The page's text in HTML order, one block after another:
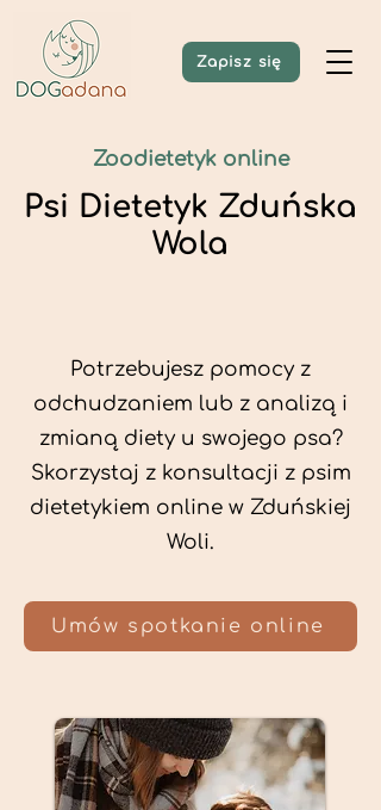
Zapisz się
Zoodietetyk online
Psi Dietetyk Zduńska
Wola
Potrzebujesz pomocy z
odchudzaniem lub z analizą i
zmianą diety u swojego psa?
Skorzystaj z konsultacji z psim
dietetykiem online w Zduńskiej
Woli.
Umów spotkanie online